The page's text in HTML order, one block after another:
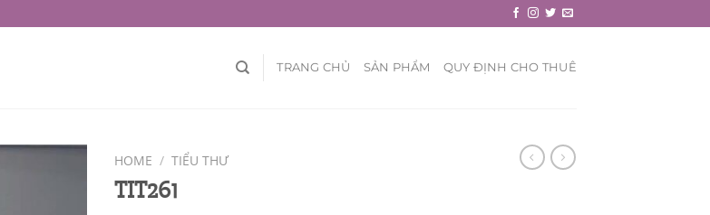
TRANG CHỦ SẢN PHẨM QUY ĐỊNH CHO THUÊ
HOME / TIỂU THƯ
TIT261